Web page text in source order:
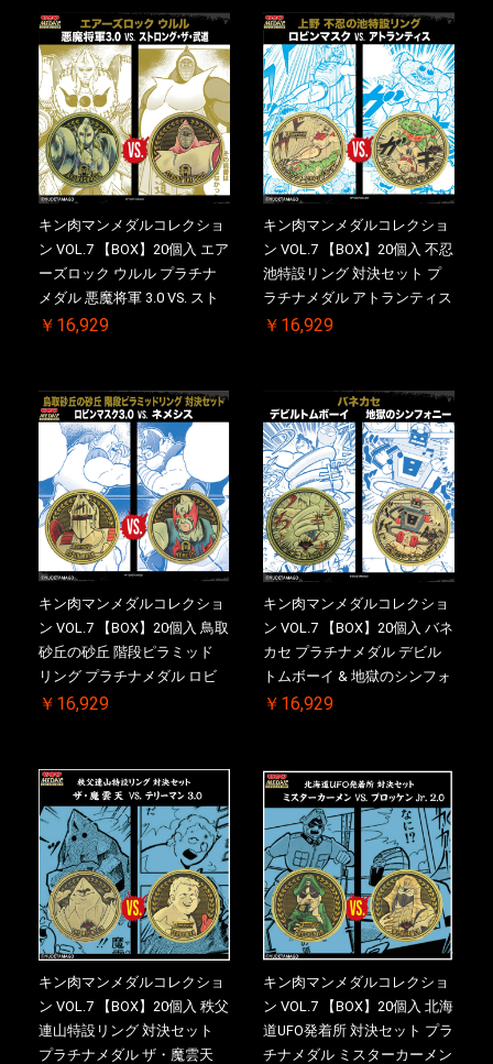
【二次受注分】2026/10/30 一
斉出荷予定
【二次受注分】2026/10/30 一
斉出荷予定
キン肉マンメダルコレクショ
ン VOL.7 【BOX】20個入 エア
ーズロック ウルル プラチナ
メダル 悪魔将軍 3.0 VS. スト
ロング・ザ・武道【初回購入
2026/10/30 一斉出荷予定
￥16,929
キン肉マンメダルコレクショ
ン VOL.7 【BOX】20個入 不忍
池特設リング 対決セット プ
ラチナメダル アトランティス
ドライバー VS.ネックカット
メダル(非売品)付
￥16,929
キン肉マンメダルコレクショ
ン VOL.7 【BOX】20個入 鳥取
砂丘の砂丘 階段ピラミッド
リング プラチナメダル ロビ
ンマスク VS.ネメシス 【初回
2026/10/30 一斉出荷予定
￥16,929
キン肉マンメダルコレクショ
ン VOL.7 【BOX】20個入 バネ
カセ プラチナメダル デビル
トムボーイ & 地獄のシンフォ
ニー ケース付き【初回購入特
一斉出荷予定
￥16,929
キン肉マンメダルコレクショ
ン VOL.7 【BOX】20個入 秩父
連山特設リング 対決セット
プラチナメダル ザ・魔雲天
キン肉マンメダルコレクショ
ン VOL.7 【BOX】20個入 北海
道UFO発着所 対決セット プラ
チナメダル ミスターカーメン